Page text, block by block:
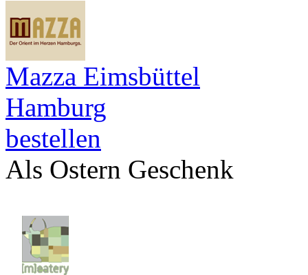
Mazza Eimsbüttel
Hamburg
bestellen
Als Ostern Geschenk